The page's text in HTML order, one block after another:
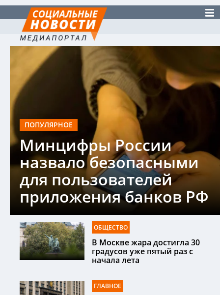
ПОПУЛЯРНОЕ
Минцифры России
назвало безопасными
для пользователей
приложения банков РФ
ОБЩЕСТВО
В Москве жара достигла 30
градусов уже пятый раз с
начала лета
ГЛАВНОЕ